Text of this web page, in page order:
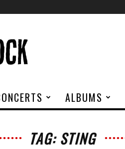
ALBUMS
TAG: STING